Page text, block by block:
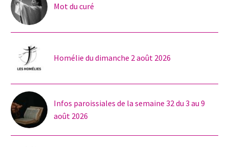
Mot du curé
Homélie du dimanche 2 août 2026
Infos paroissiales de la semaine 32 du 3 au 9
août 2026